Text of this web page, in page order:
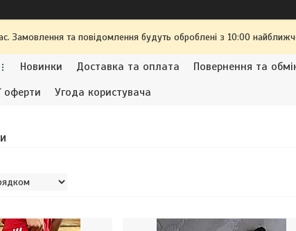
Замовлення та повідомлення будуть оброблені з 10:00
Новинки Доставка та оплата Повернення та
оферти
Угода користувача